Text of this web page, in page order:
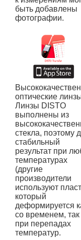
быть добавлены
фотографии.
оптические
Линзы DISTO
выполнены из
стекла, поэтому
стабильный
результат при
температурах
(другие
производители
используют
который
деформируется
со временем, так
при перепадах
температур.